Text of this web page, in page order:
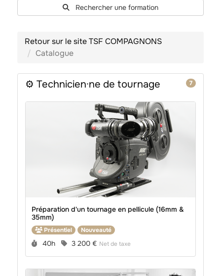
Rechercher une formation
Retour sur le site TSF COMPAGNONS
Catalogue
CATALOGUE
⚙️ Technicien·ne de tournage 7
Préparation d'un tournage en pellicule (16mm &
35mm)
Présentiel Nouveauté
Durée :
40h Prix :
3 200 € Net de taxe